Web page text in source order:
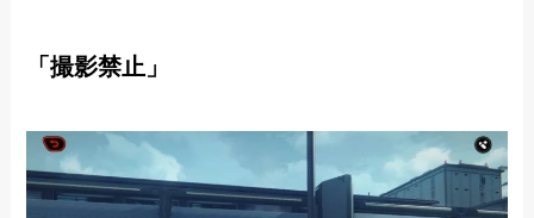
「撮影禁止」